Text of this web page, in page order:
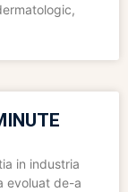
in industria
evoluat de-a